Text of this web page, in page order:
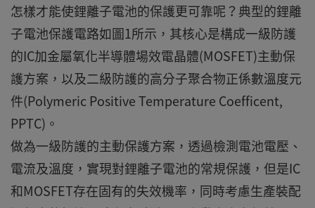
怎樣才能使鋰離子電池的保護更可靠呢？典型的鋰離
子電池保護電路如圖1所示，其核心是構成一級防護
的IC加金屬氧化半導體場效電晶體(MOSFET)主動保
護方案，以及二級防護的高分子聚合物正係數溫度元
件(Polymeric Positive Temperature Coefficent,
PPTC)。
做為一級防護的主動保護方案，透過檢測電池電壓、
電流及溫度，實現對鋰離子電池的常規保護，但是IC
和MOSFET存在固有的失效機率，同時考慮生產裝配